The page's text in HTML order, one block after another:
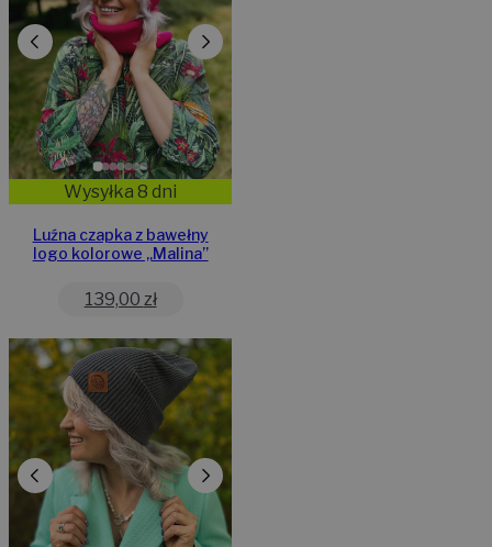
Wysyłka 8 dni
Luźna czapka z bawełny
logo kolorowe „Malina”
139,00 zł